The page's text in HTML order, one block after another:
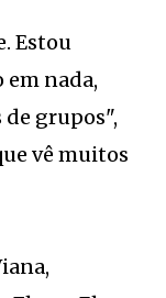
Estou
em nada,
de grupos",
vê muitos